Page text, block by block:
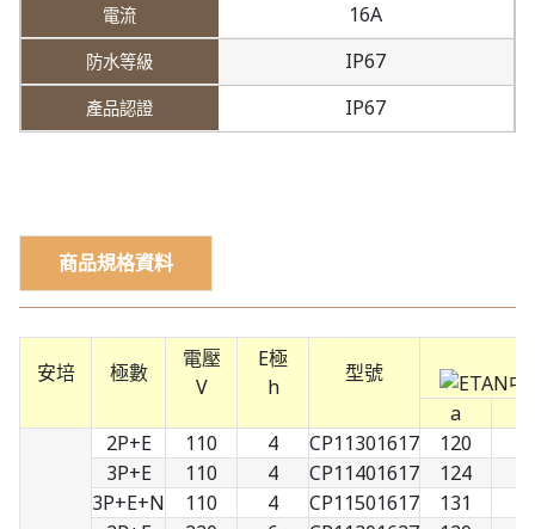
16A
IP67
IP67
商品規格資料
安培 極數
電壓
V
E極
h
型號
a
2P+E 110 4 CP11301617 120
3P+E
110 4 CP11401617 124
3P+E+N
110 4 CP11501617 131